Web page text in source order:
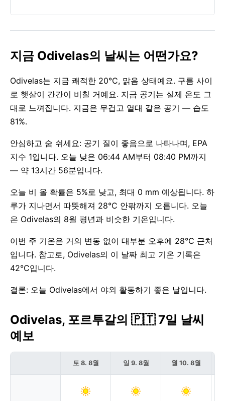
지금 Odivelas의 날씨는 어떤가요?
Odivelas는 지금 쾌적한 20°C, 맑음 상태예요. 구름 사이
로 햇살이 간간이 비칠 거예요. 지금 공기는 실제 온도 그
대로 느껴집니다. 지금은 무겁고 열대 같은 공기 — 습도
81%.
안심하고 숨 쉬세요: 공기 질이 좋음으로 나타나며, EPA
지수 1입니다. 오늘 낮은 06:44 AM부터 08:40 PM까지
— 약 13시간 56분입니다.
오늘 비 올 확률은 5%로 낮고, 최대 0 mm 예상됩니다. 하
루가 지나면서 따뜻해져 28°C 안팎까지 오릅니다. 오늘
은 Odivelas의 8월 평년과 비슷한 기온입니다.
이번 주 기온은 거의 변동 없이 대부분 오후에 28°C 근처
입니다. 참고로, Odivelas의 이 날짜 최고 기온 기록은
42°C입니다.
결론: 오늘 Odivelas에서 야외 활동하기 좋은 날입니다.
Odivelas, 포르투갈의 🇵🇹 7일 날씨
예보
토 8. 8월 일 9. 8월 월 10. 8월